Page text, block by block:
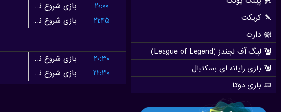
بازی شروع نشده است
۲۰:۰۰
بازی شروع نشده است
۲۱:۴۵
بازی شروع نشده است
۲۰:۳۰
بازی شروع نشده است ۲۲:۳۰